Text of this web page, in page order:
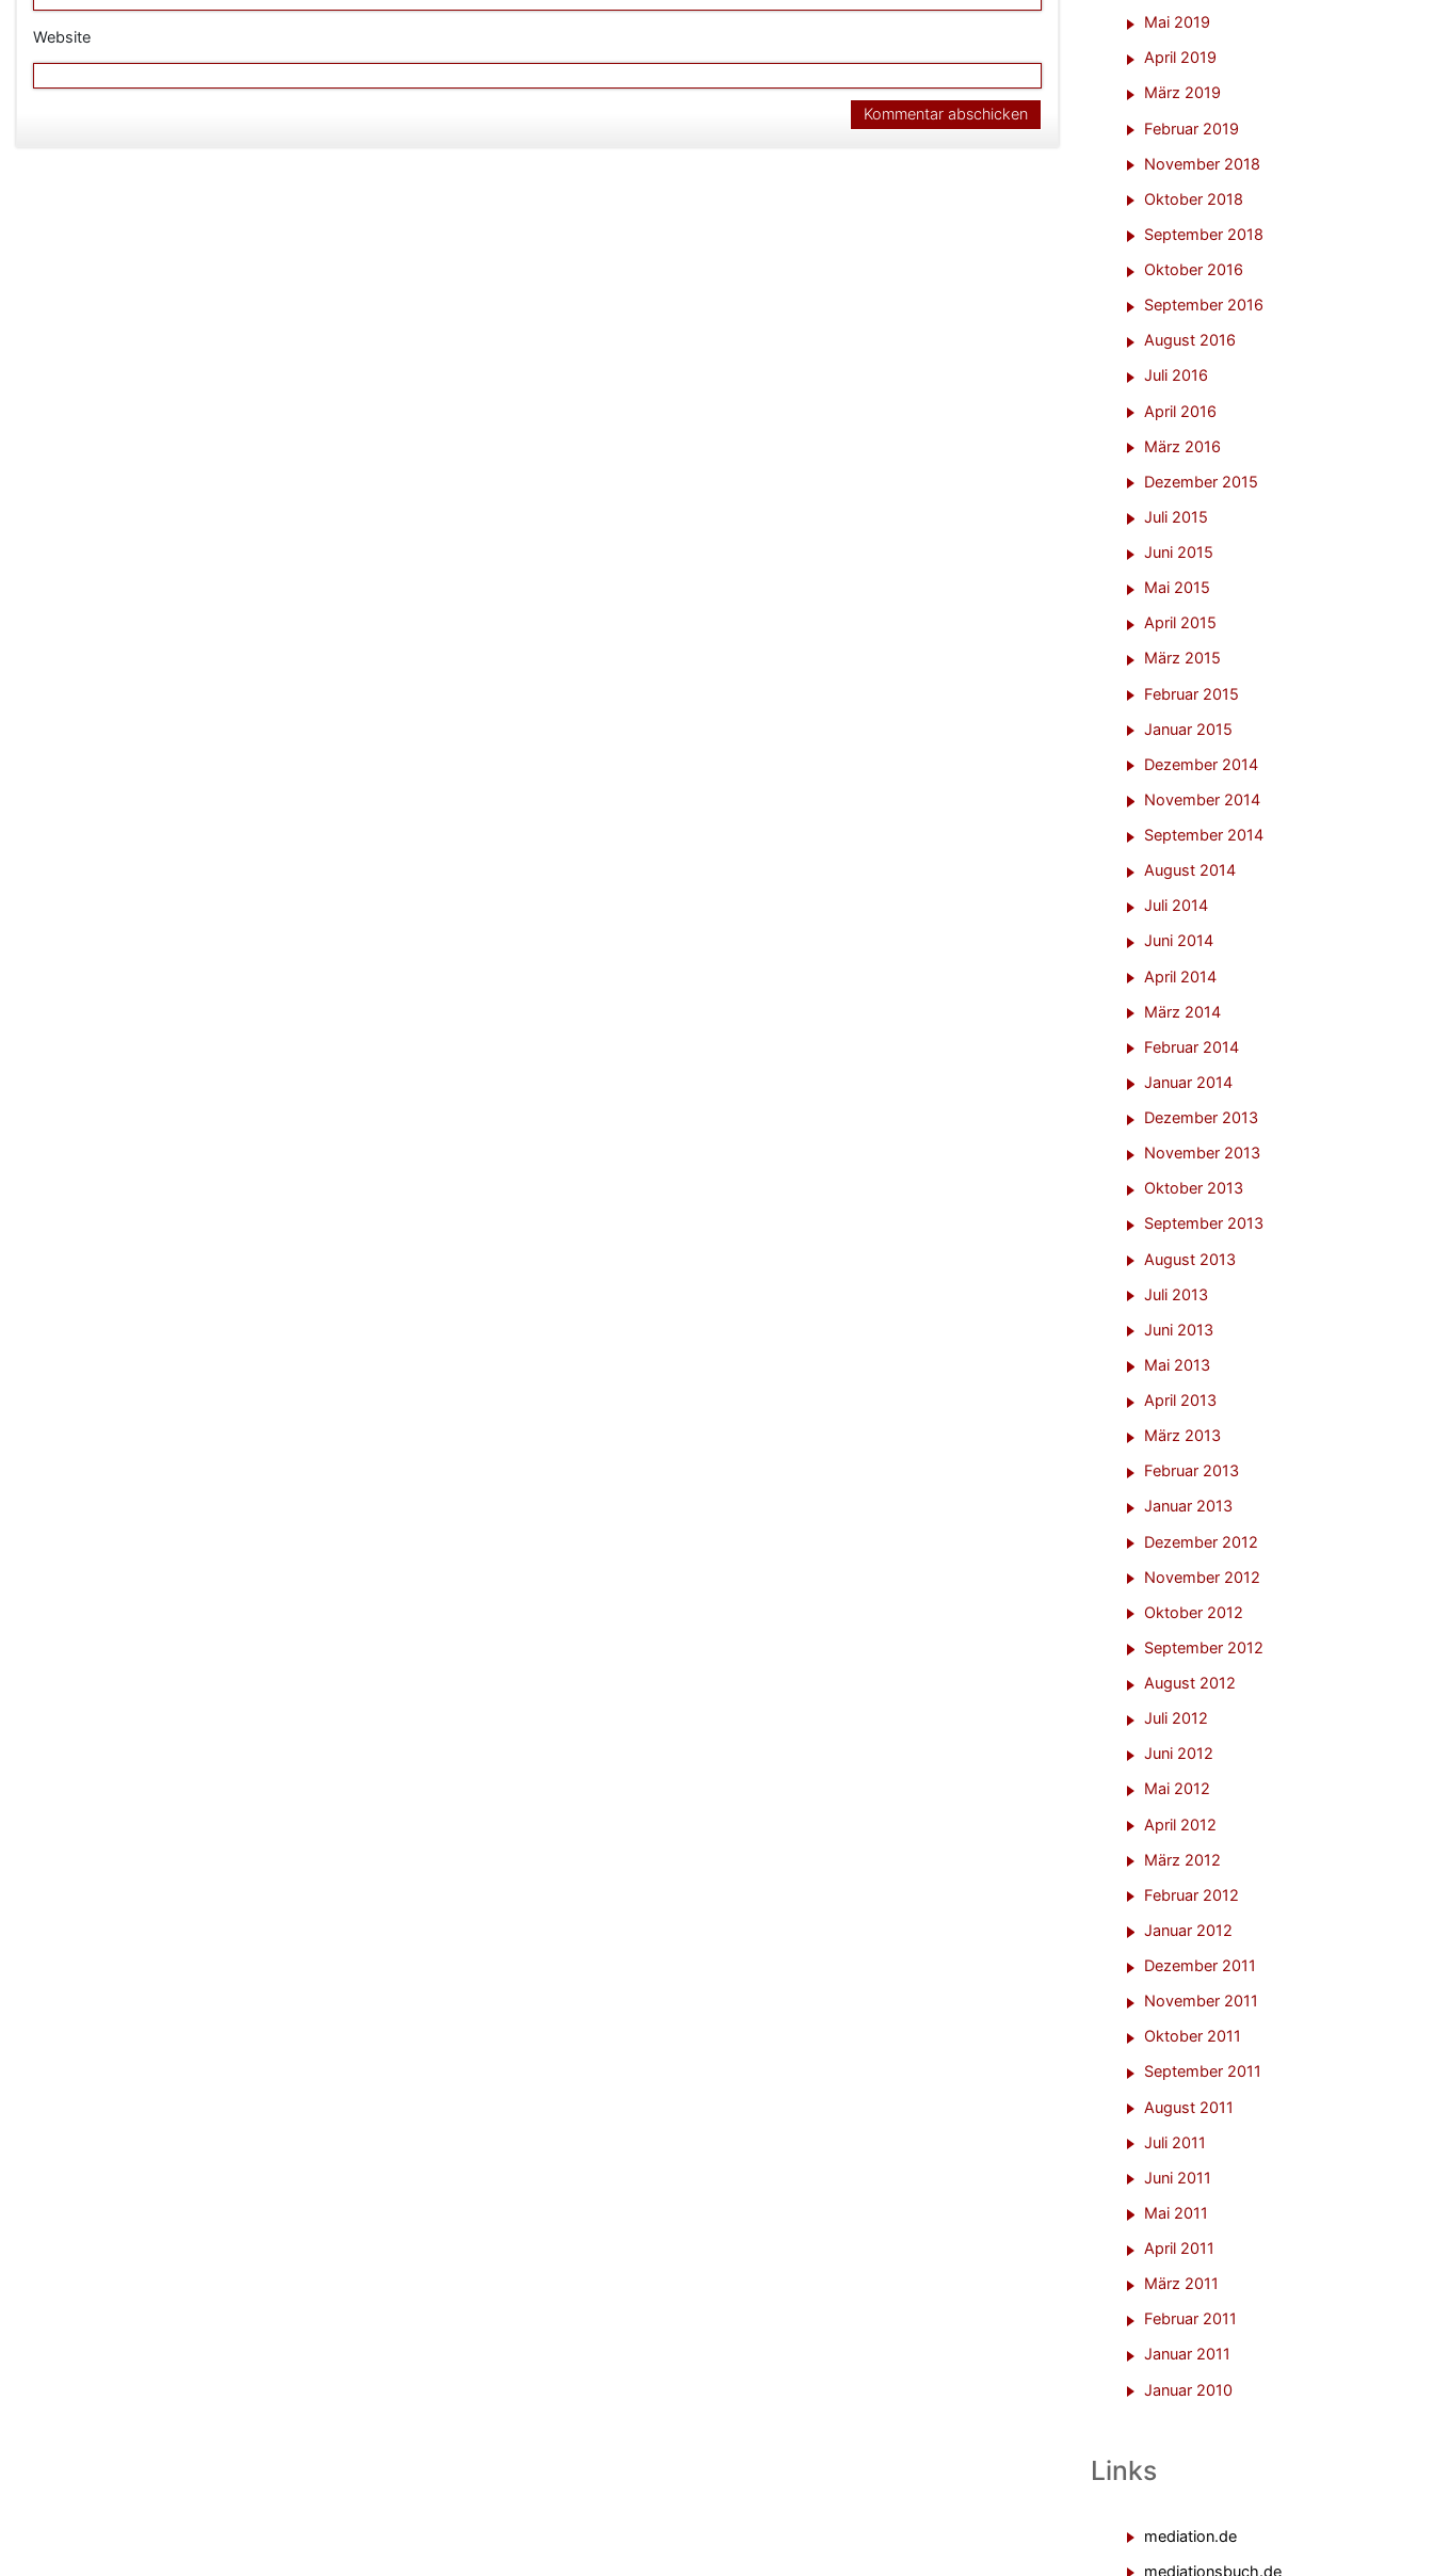
Website
Mai 2019
April 2019
März 2019
Februar 2019
November 2018
Oktober 2018
September 2018
Oktober 2016
September 2016
August 2016
Juli 2016
April 2016
März 2016
Dezember 2015
Juli 2015
Juni 2015
Mai 2015
April 2015
März 2015
Februar 2015
Januar 2015
Dezember 2014
November 2014
September 2014
August 2014
Juli 2014
Juni 2014
April 2014
März 2014
Februar 2014
Januar 2014
Dezember 2013
November 2013
Oktober 2013
September 2013
August 2013
Juli 2013
Juni 2013
Mai 2013
April 2013
März 2013
Februar 2013
Januar 2013
Dezember 2012
November 2012
Oktober 2012
September 2012
August 2012
Juli 2012
Juni 2012
Mai 2012
April 2012
März 2012
Februar 2012
Januar 2012
Dezember 2011
November 2011
Oktober 2011
September 2011
August 2011
Juli 2011
Juni 2011
Mai 2011
April 2011
März 2011
Februar 2011
Januar 2011
Januar 2010
Links
mediation.de
mediationsbuch.de